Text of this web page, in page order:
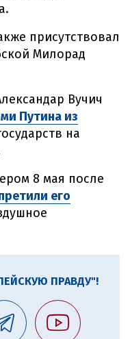
присутствовал
Милорад
Вучич
Путина из
на
8 мая после
его
ПРАВДУ"!